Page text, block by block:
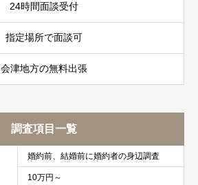
24時間面談受付
指定場所で面談可
会津地方の無料出張
調査項目一覧
婚約前、結婚前に婚約者の身辺調査
10万円～